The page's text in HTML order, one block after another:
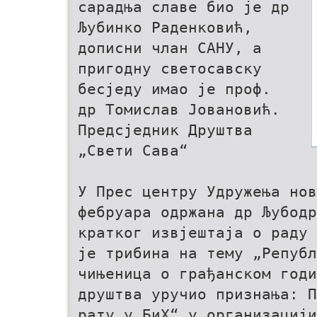
сарадња славе био је др
Љубинко Раденковић,
дописни члан САНУ, а
пригодну светосавску
бесједу имао је проф.
др Томислав Јовановић.
Предсједник Друштва
„Свети Сава“
У Прес центру Удружења
фебруара одржана др
кратког извјештаја о
је трибина на тему
чињеница о грађанском
друштва уручио признања: